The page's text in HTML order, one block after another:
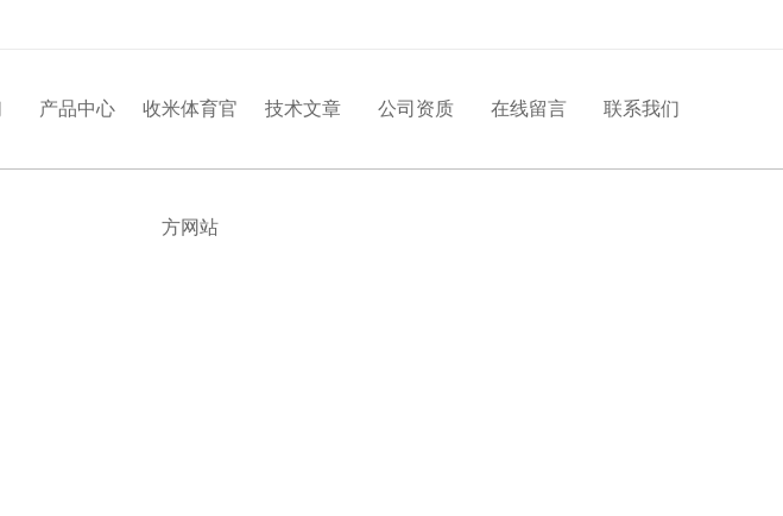
产品中心 收米体育官
方网站
技术文章 公司资质 在线留言 联系我们